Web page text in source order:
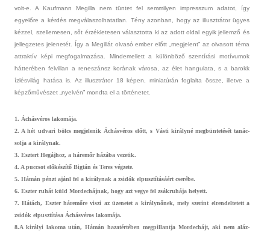
volt-e. A Kauf­mann Megil­la nem tüntet fel sem­mily­en im­presszum adatot, így
egyelőre a kérdés meg­válas­zolhatat­lan. Tény azon­ban, hogy az il­lusztrátor ügyes
kézzel, szel­lemes­en, sőt érzék­letes­en választot­ta ki az adott oldal egyik jel­lemző és
jel­legzetes jelenetét. Így a Megil­lát olvasó ember előtt „meg­jelent” az ol­vasott téma
attrak­tív képi meg­fogal­mazása. Min­demel­lett a különböző szentírási motívumok
hátterében fel­villan a re­nes­zánsz korának városa, az élet han­gulata, s a barokk
ízlésvilág hatása is. Az il­lusztrátor 18 képen, miniatúrán fog­lalta össze, il­let­ve a
képzőművészet „nyelvén” mondta el a történetet.
1. Áchásvéros lakomája.
2. A hét ud­vari bölcs meg­jelenik Áchásvéros előtt, s Vásti királyné megbüntetését tanác­
solja a királynak.
3. Esztert Hegájhoz, a háremőr házába vezetik.
4. A puccsot előkészítő Bigtán és Teres végzete.
5. Hámán pénzt ajánl fel a királynak a zsidók el­pusztításáért cserébe.
6. Eszt­er ruhát küld Mor­decháj­nak, hogy azt vegye fel zsákruhája helyett.
7. Hátách, Eszt­er háremőre viszi az üzenetet a királynőnek, mely szerint el­rendel­tetett a
zsidók el­pusztítása Áchásvéros lakomája.
8.A királyi lakoma után, Hámán hazatértében meg­pillantja Mor­dechájt, aki nem al­áz­